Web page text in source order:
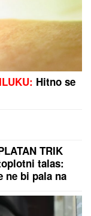
Neverovatna
i Hapoela